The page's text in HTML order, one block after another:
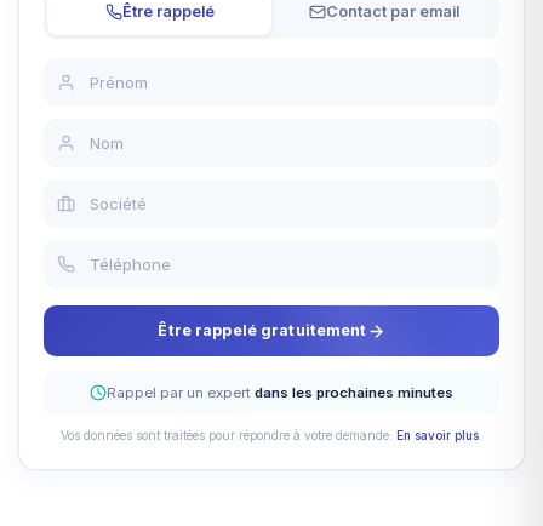
Être rappelé Contact par email
Être rappelé gratuitement
Rappel par un expert dans les prochaines minutes
Vos données sont traitées pour répondre à votre demande. En savoir plus